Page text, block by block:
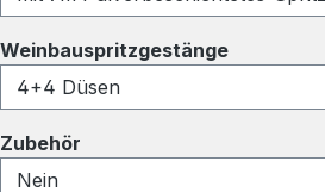
Weinbauspritzgestängeauswählen
Zubehörauswählen